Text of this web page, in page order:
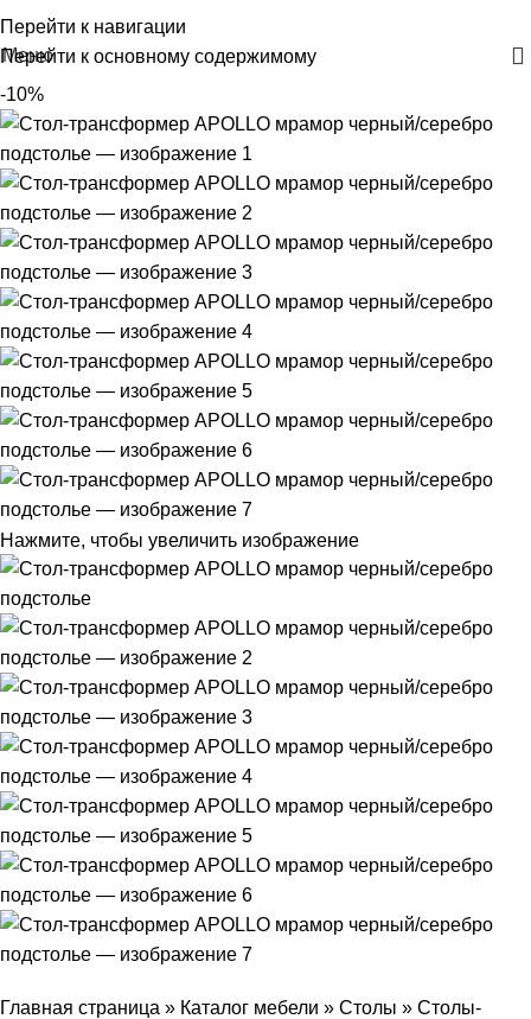
Перейти к навигации
Перейти к основному содержимому
Меню
-10%
Нажмите, чтобы увеличить изображение
Главная страница » Каталог мебели » Столы » Столы-